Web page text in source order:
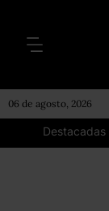
06 de agosto, 2026
Destacadas